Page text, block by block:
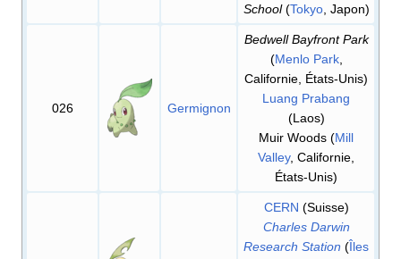
School(Tokyo, Japon)
026 Germignon
Bedwell Bayfront Park
(Menlo Park,
Californie, États-Unis)
Luang Prabang
(Laos)
Muir Woods (Mill
Valley, Californie,
États-Unis)
CERN (Suisse)
Charles Darwin
Research Station (Îles